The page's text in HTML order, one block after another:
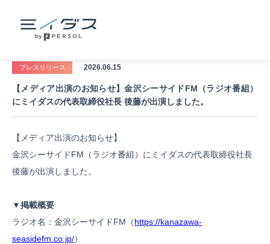
プレスリリース 2026.06.15
【メディア出演のお知らせ】金沢シーサイドFM（ラジオ番組）
にミイダスの代表取締役社長 後藤が出演しました。
【メディア出演のお知らせ】
金沢シーサイドFM（ラジオ番組）にミイダスの代表取締役社長
後藤が出演しました。
▼掲載概要
ラジオ名：金沢シーサイドFM（https://kanazawa-
seasidefm.co.jp/）